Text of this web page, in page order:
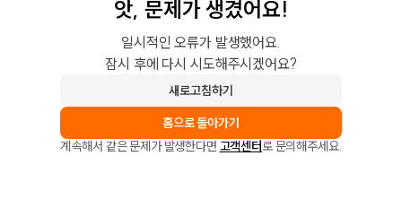
앗, 문제가 생겼어요!
일시적인 오류가 발생했어요.
잠시 후에 다시 시도해주시겠어요?
새로고침하기
홈으로 돌아가기
계속해서 같은 문제가 발생한다면 고객센터로 문의해주세요.